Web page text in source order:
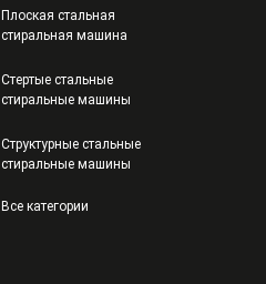
Плоская стальная
стиральная машина
Стертые стальные
стиральные машины
Структурные стальные
стиральные машины
Все категории